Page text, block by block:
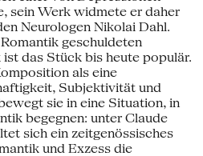
sein Werk widmete er daher
Neurologen Nikolai Dahl.
geschuldeten
das Stück bis heute populär.
als eine
Subjektivität und
sie in eine Situation, in
begegnen: unter Claude
sich ein zeitgenössisches
und Exzess die